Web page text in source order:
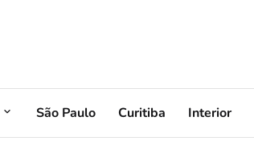
São Paulo Curitiba Interior